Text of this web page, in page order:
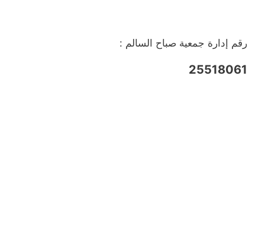
رقم إدارة جمعية صباح السالم :
25518061